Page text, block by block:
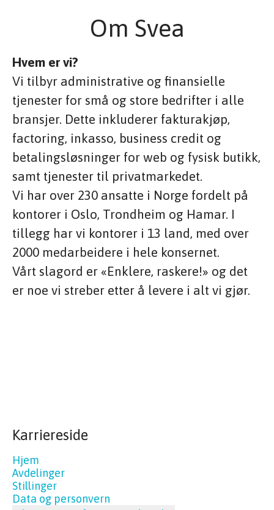
Om Svea
Hvem er vi?
Vi tilbyr administrative og finansielle
tjenester for små og store bedrifter i alle
bransjer. Dette inkluderer fakturakjøp,
factoring, inkasso, business credit og
betalingsløsninger for web og fysisk butikk,
samt tjenester til privatmarkedet.
Vi har over 230 ansatte i Norge fordelt på
kontorer i Oslo, Trondheim og Hamar. I
tillegg har vi kontorer i 13 land, med over
2000 medarbeidere i hele konsernet.
Vårt slagord er «Enklere, raskere!» og det
er noe vi streber etter å levere i alt vi gjør.
Karriereside
Hjem
Avdelinger
Stillinger
Data og personvern